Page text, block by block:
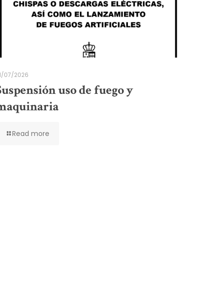
07/2026
uso de fuego y
Read more